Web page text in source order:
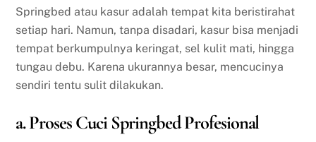
Springbed atau kasur adalah tempat kita beristirahat
setiap hari. Namun, tanpa disadari, kasur bisa menjadi
tempat berkumpulnya keringat, sel kulit mati, hingga
tungau debu. Karena ukurannya besar, mencucinya
sendiri tentu sulit dilakukan.
a. Proses Cuci Springbed Profesional